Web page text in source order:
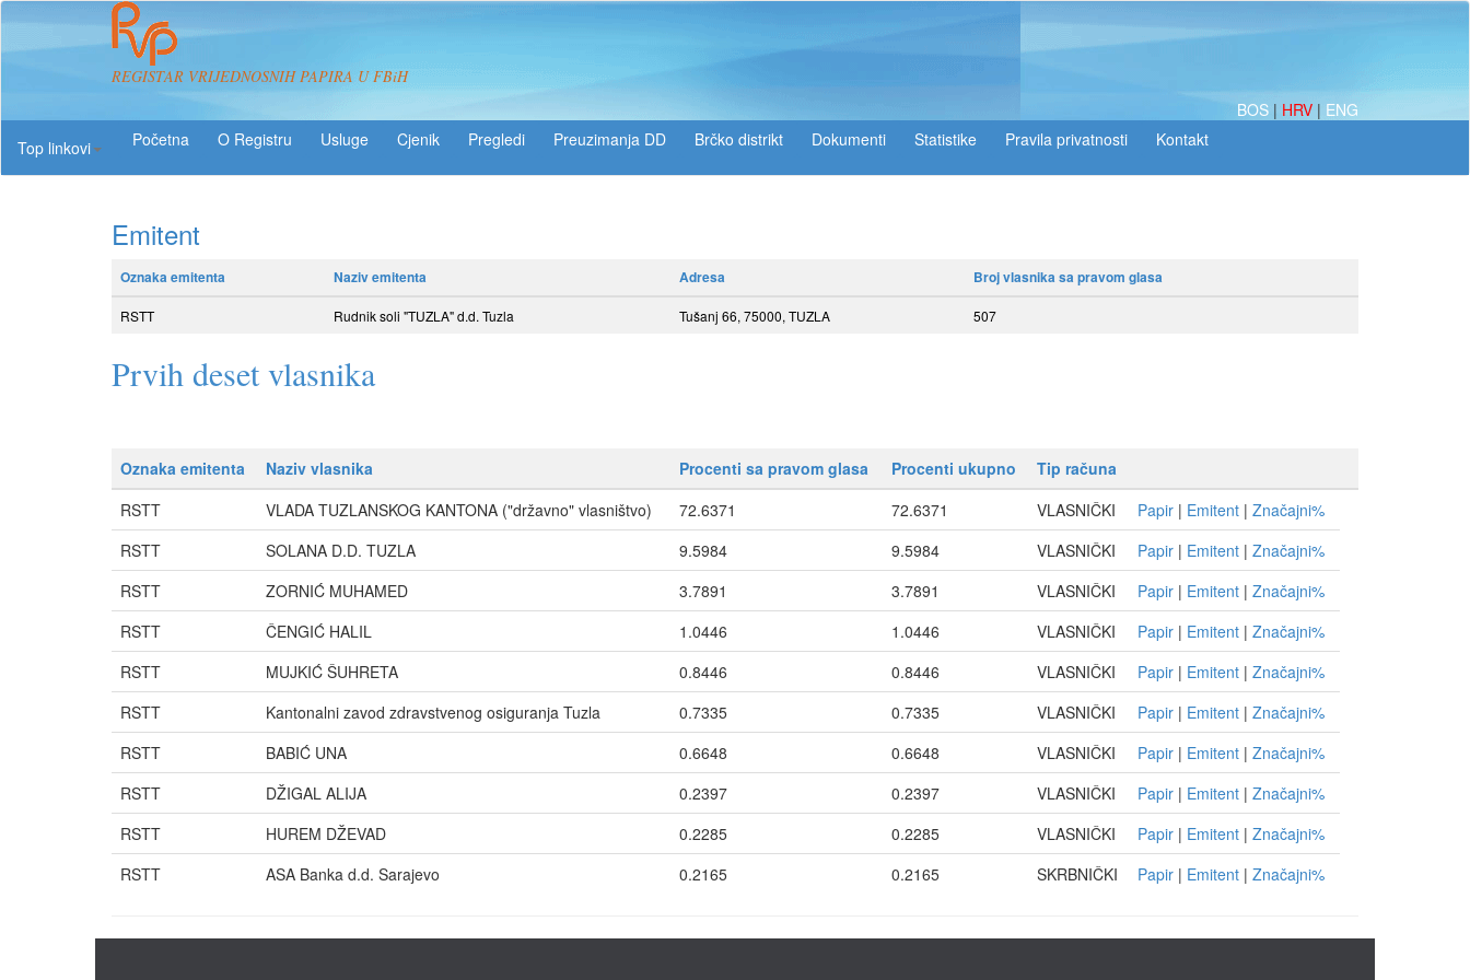
REGISTAR VRIJEDNOSNIH PAPIRA U FBiH
BOS | HRV | ENG
Top linkovi
O Registru Usluge Pregledi Preuzimanja DD Brčko distrikt Dokumenti Statistike
Emitent
Oznaka emitenta Naziv emitenta Adresa Broj vlasnika sa pravom glasa
RSTT Rudnik soli "TUZLA" d.d. Tuzla Tušanj 66, 75000, TUZLA 507
Prvih deset vlasnika
Oznaka emitenta Naziv vlasnika Procenti sa pravom glasa Procenti ukupno
Tip računa
RSTT
VLADA TUZLANSKOG KANTONA ("državno" vlasništvo) 72.6371 72.6371 VLASNIČKI Papir | Emitent | Značajni%
RSTT
SOLANA D.D. TUZLA 9.5984 9.5984 VLASNIČKI Papir | Emitent | Značajni%
RSTT
ZORNIĆ MUHAMED 3.7891 3.7891 VLASNIČKI Papir | Emitent | Značajni%
RSTT
ČENGIĆ HALIL 1.0446 1.0446 VLASNIČKI Papir | Emitent | Značajni%
RSTT
MUJKIĆ ŠUHRETA 0.8446 0.8446 VLASNIČKI Papir | Emitent | Značajni%
RSTT
Kantonalni zavod zdravstvenog osiguranja Tuzla 0.7335 0.7335 VLASNIČKI Papir | Emitent | Značajni%
RSTT
BABIĆ UNA 0.6648 0.6648 VLASNIČKI Papir | Emitent | Značajni%
RSTT
DŽIGAL ALIJA 0.2397 0.2397 VLASNIČKI Papir | Emitent | Značajni%
RSTT
HUREM DŽEVAD 0.2285 0.2285 VLASNIČKI Papir | Emitent | Značajni%
RSTT
ASA Banka d.d. Sarajevo 0.2165 0.2165 SKRBNIČKI Papir | Emitent | Značajni%